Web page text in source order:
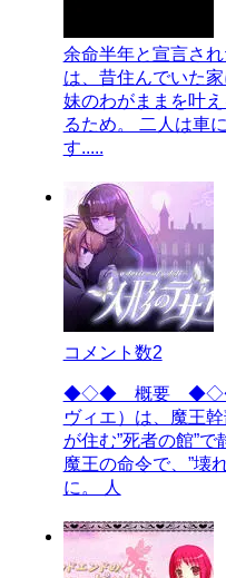
余命半年と宣言さ
は、昔住んでいた
妹のわがままを叶
るため。 二人は車
す.....
コメント数2
◆◇◆ 概要 ◆◇◆ 主
ヴィエ）は、魔王
が住む”死者の館”で
魔王の命令で、”壊
に。 人